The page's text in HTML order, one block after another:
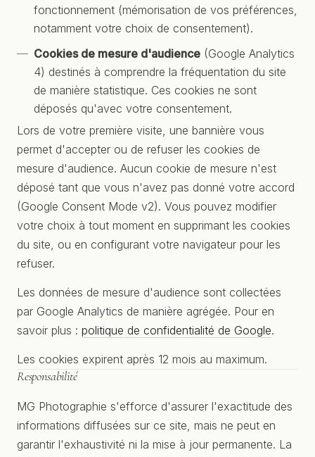
fonctionnement (mémorisation de vos préférences,
notamment votre choix de consentement).
Cookies de mesure d'audience (Google Analytics
4) destinés à comprendre la fréquentation du site
de manière statistique. Ces cookies ne sont
déposés qu'avec votre consentement.
Lors de votre première visite, une bannière vous
permet d'accepter ou de refuser les cookies de
mesure d'audience. Aucun cookie de mesure n'est
déposé tant que vous n'avez pas donné votre accord
(Google Consent Mode v2). Vous pouvez modifier
votre choix à tout moment en supprimant les cookies
du site, ou en configurant votre navigateur pour les
refuser.
Les données de mesure d'audience sont collectées
par Google Analytics de manière agrégée. Pour en
savoir plus : politique de confidentialité de Google.
Les cookies expirent après 12 mois au maximum.
Responsabilité
MG Photographie s'efforce d'assurer l'exactitude des
informations diffusées sur ce site, mais ne peut en
garantir l'exhaustivité ni la mise à jour permanente. La